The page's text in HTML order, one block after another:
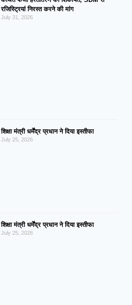
रजिस्ट्रियां निरस्त करने की मांग
July 31, 2026
शिक्षा मंत्री धर्मेंद्र प्रधान ने दिया इस्तीफा
July 25, 2026
शिक्षा मंत्री धर्मेंद्र प्रधान ने दिया इस्तीफा
July 25, 2026